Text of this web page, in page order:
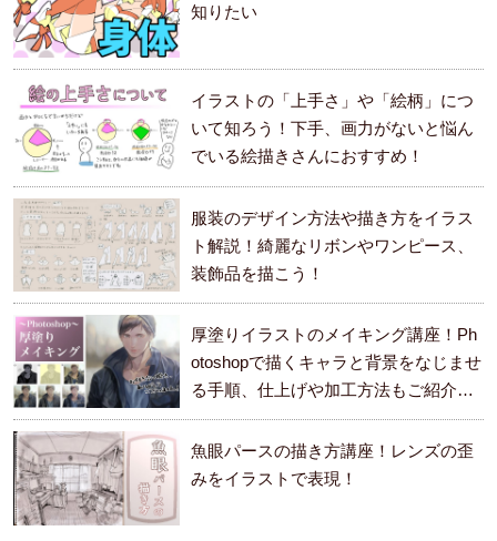
知りたい
イラストの「上手さ」や「絵柄」につ
いて知ろう！下手、画力がないと悩ん
でいる絵描きさんにおすすめ！
服装のデザイン方法や描き方をイラス
ト解説！綺麗なリボンやワンピース、
装飾品を描こう！
厚塗りイラストのメイキング講座！Ph
otoshopで描くキャラと背景をなじませ
る手順、仕上げや加工方法もご紹介し
ます。
魚眼パースの描き方講座！レンズの歪
みをイラストで表現！